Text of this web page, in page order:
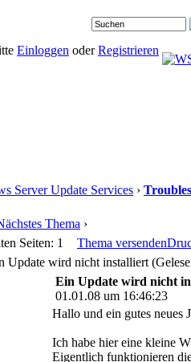
Einloggen oderRegistrieren
Server Update Services ›
Thema ›
Seiten: 1
Thema versenden
Update wird nicht installiert
Ein Update wird nicht
01.01.08 um 16:46:23
Hallo und ein gutes neues
Ich habe hier eine kleine
Eigentlich funktionieren